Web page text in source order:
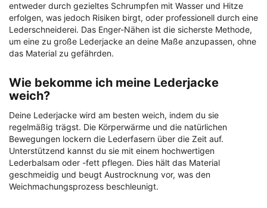
entweder durch gezieltes Schrumpfen mit Wasser und Hitze
erfolgen, was jedoch Risiken birgt, oder professionell durch eine
Lederschneiderei. Das Enger-Nähen ist die sicherste Methode,
um eine zu große Lederjacke an deine Maße anzupassen, ohne
das Material zu gefährden.
Wie bekomme ich meine Lederjacke
weich?
Deine Lederjacke wird am besten weich, indem du sie
regelmäßig trägst. Die Körperwärme und die natürlichen
Bewegungen lockern die Lederfasern über die Zeit auf.
Unterstützend kannst du sie mit einem hochwertigen
Lederbalsam oder -fett pflegen. Dies hält das Material
geschmeidig und beugt Austrocknung vor, was den
Weichmachungsprozess beschleunigt.